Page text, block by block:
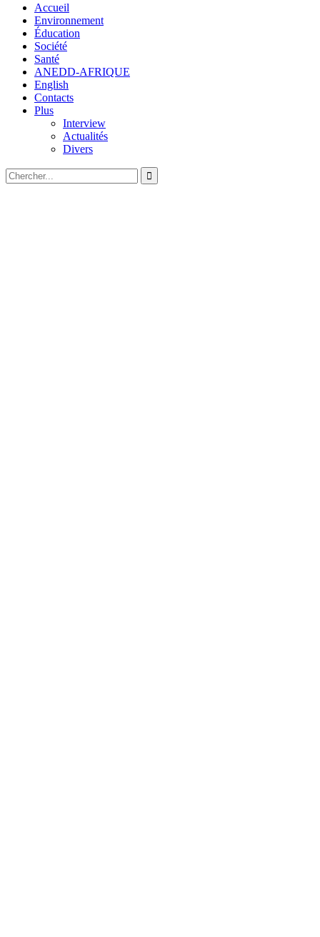
Accueil
Environnement
Éducation
Société
Santé
ANEDD-AFRIQUE
English
Contacts
Plus
Interview
Actualités
Divers